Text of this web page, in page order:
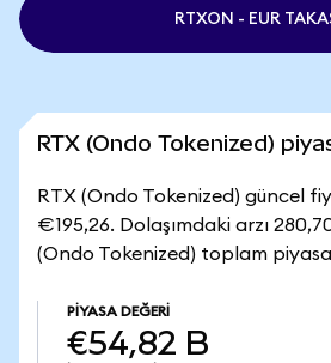
RTXON - EUR
RTX (Ondo Tokenized)
RTX (Ondo Tokenized) güncel
€195,26. Dolaşımdaki arzı
(Ondo Tokenized) toplam
PIYASA DEĞERI
€54,82 B